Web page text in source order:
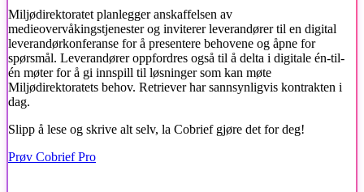
Miljødirektoratet planlegger anskaffelsen av
medieovervåkingstjenester og inviterer leverandører til en digital
leverandørkonferanse for å presentere behovene og åpne for
spørsmål. Leverandører oppfordres også til å delta i digitale én-til-
én møter for å gi innspill til løsninger som kan møte
Miljødirektoratets behov. Retriever har sannsynligvis kontrakten i
dag.
Slipp å lese og skrive alt selv, la Cobrief gjøre det for deg!
Prøv Cobrief Pro